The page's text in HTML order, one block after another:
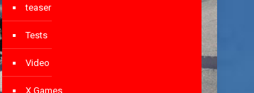
teaser
Tests
Video
X Games